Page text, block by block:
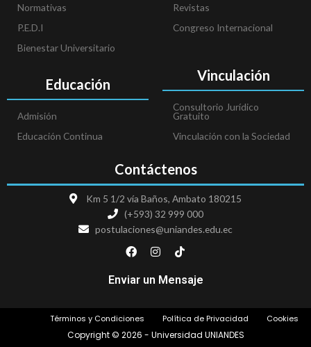
Normativas
P.E.D.I
Bienestar Universitario
Educación
Admisión
Educación Continua
Revistas
Congreso Internacional
Vinculación
Consultorio Jurídico
Gratuito
Vinculación con la Sociedad
Contáctenos
Km 5 1/2 vía Baños, Ambato 180215
(+593) 32 999 000
postulaciones@uniandes.edu.ec
F
a
e
o
k
I
n
t
r
m
T
i
t
Enviar un Mensaje
Copyright © 2026 - Universidad UNIANDES
Términos y Condiciones Política de Privacidad Cookies